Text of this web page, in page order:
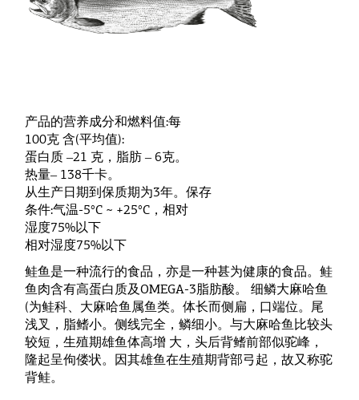
产品的营养成分和燃料值:每
100克 含(平均值):
蛋白质 ‒21 克，脂肪 ‒ 6克。
热量‒ 138千卡。
从生产日期到保质期为3年。保存
条件:气温-5°C ~ +25°C，相对
湿度75%以下
相对湿度75%以下
鲑鱼是一种流行的食品，亦是一种甚为健康的食品。鲑
鱼肉含有高蛋白质及OMEGA-3脂肪酸。 细鳞大麻哈鱼
(为鲑科、大麻哈鱼属鱼类。体长而侧扁，口端位。尾
浅叉，脂鳍小。侧线完全，鳞细小。与大麻哈鱼比较头
较短，生殖期雄鱼体高增 大，头后背鳍前部似驼峰，
隆起呈佝偻状。因其雄鱼在生殖期背部弓起，故又称驼
背鲑。